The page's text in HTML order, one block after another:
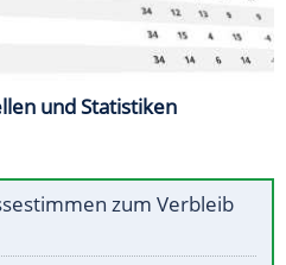
und Statistiken
zum Verbleib